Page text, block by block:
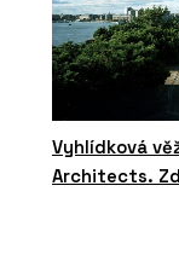
Vyhlídková
Architects.